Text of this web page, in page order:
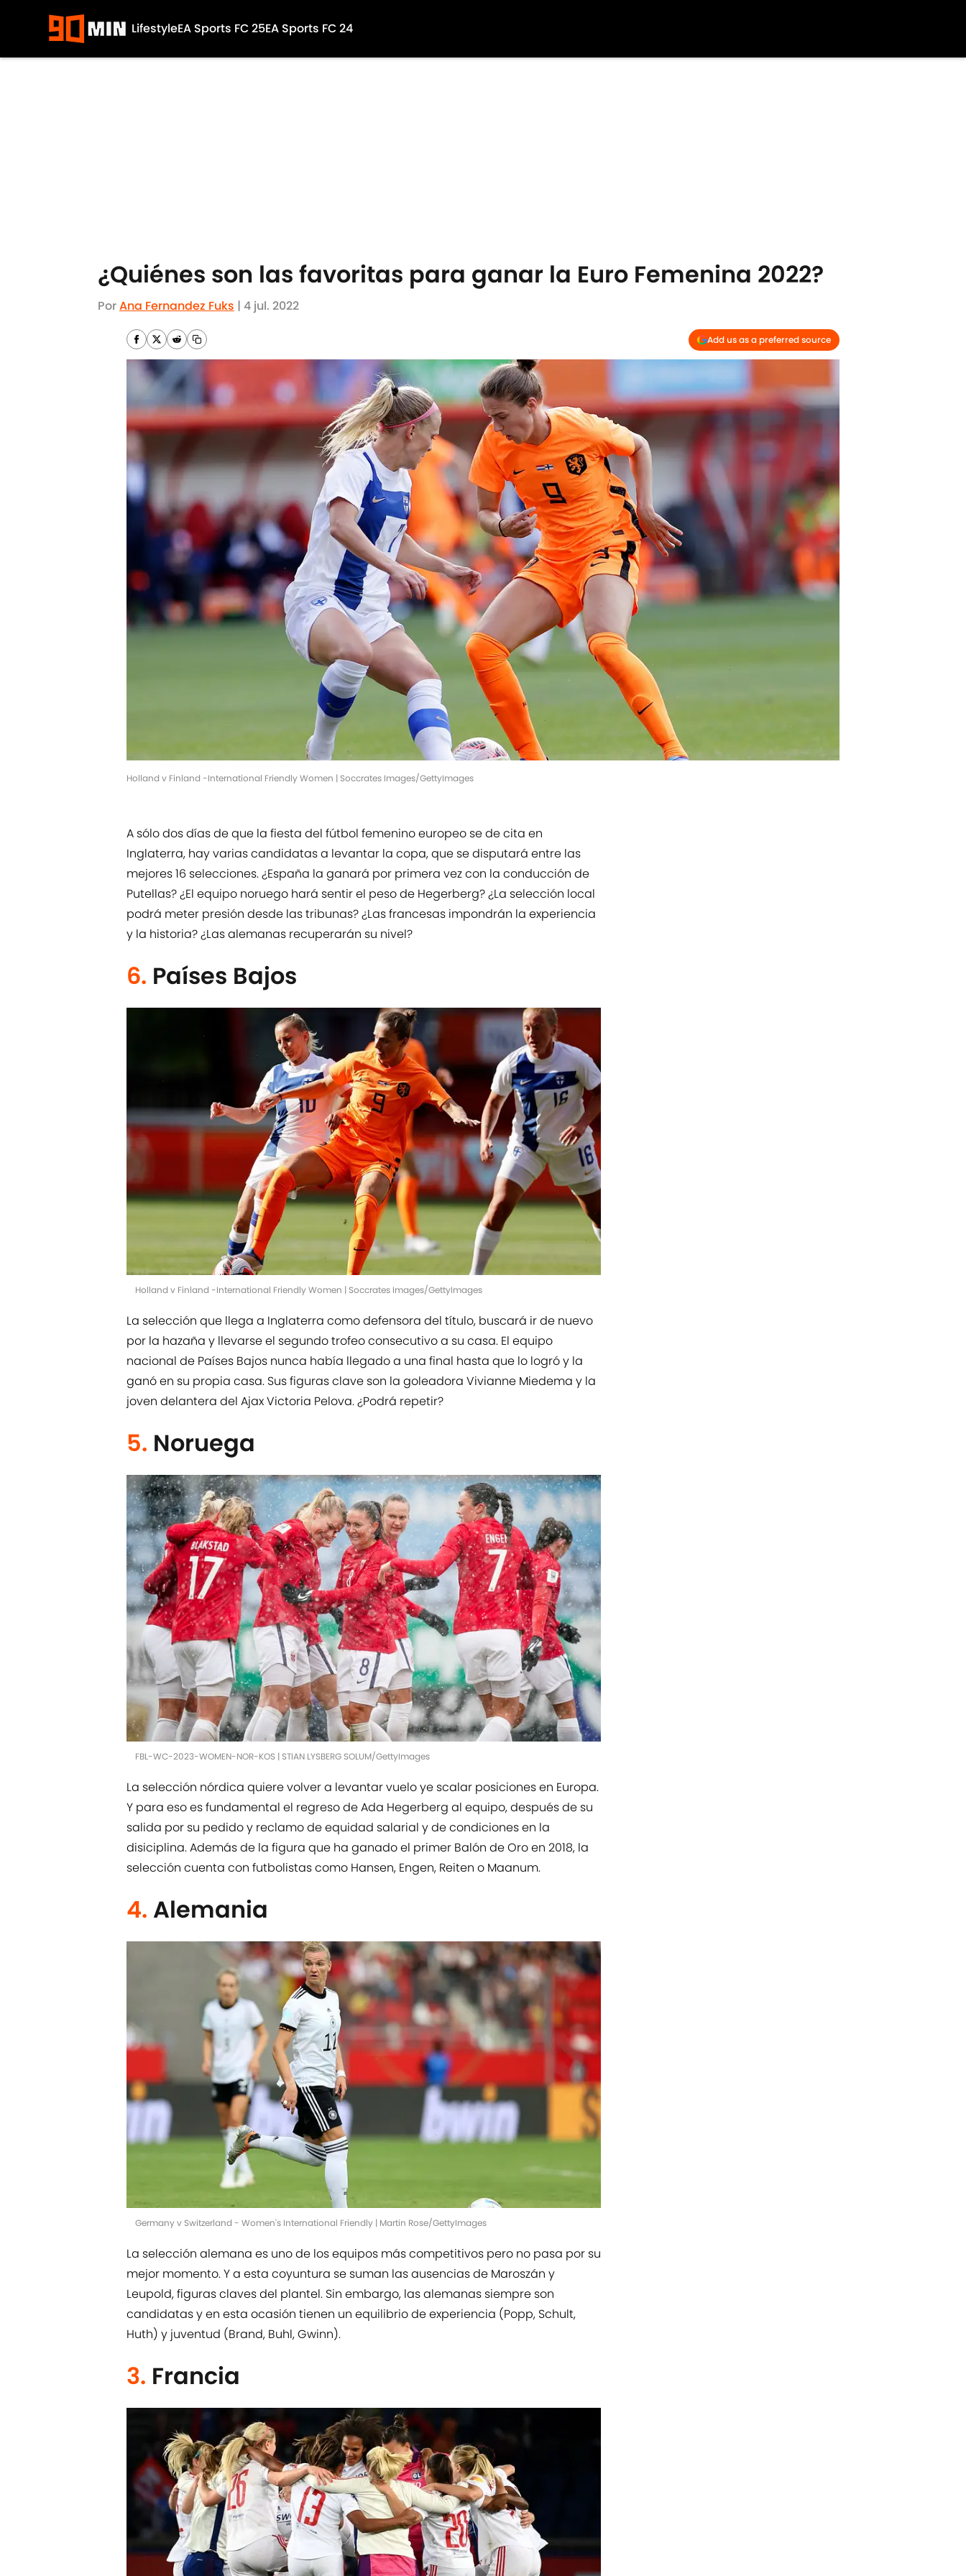
LifestyleEA Sports FC 25EA Sports FC 24
¿Quiénes son las favoritas para ganar la Euro Femenina 2022?
PorAna Fernandez Fuks | 4 jul. 2022
Add us as a preferred source
Holland v Finland -International Friendly Women | Soccrates Images/GettyImages
A sólo dos días de que la fiesta del fútbol femenino europeo se de cita en
Inglaterra, hay varias candidatas a levantar la copa, que se disputará entre las
mejores 16 selecciones. ¿España la ganará por primera vez con la conducción de
Putellas? ¿El equipo noruego hará sentir el peso de Hegerberg? ¿La selección local
podrá meter presión desde las tribunas? ¿Las francesas impondrán la experiencia
y la historia? ¿Las alemanas recuperarán su nivel?
6. Países Bajos
Holland v Finland -International Friendly Women | Soccrates Images/GettyImages
La selección que llega a Inglaterra como defensora del título, buscará ir de nuevo
por la hazaña y llevarse el segundo trofeo consecutivo a su casa. El equipo
nacional de Países Bajos nunca había llegado a una final hasta que lo logró y la
ganó en su propia casa. Sus figuras clave son la goleadora Vivianne Miedema y la
joven delantera del Ajax Victoria Pelova. ¿Podrá repetir?
5. Noruega
FBL-WC-2023-WOMEN-NOR-KOS | STIAN LYSBERG SOLUM/GettyImages
La selección nórdica quiere volver a levantar vuelo ye scalar posiciones en Europa.
Y para eso es fundamental el regreso de Ada Hegerberg al equipo, después de su
salida por su pedido y reclamo de equidad salarial y de condiciones en la
disiciplina. Además de la figura que ha ganado el primer Balón de Oro en 2018, la
selección cuenta con futbolistas como Hansen, Engen, Reiten o Maanum.
4. Alemania
Germany v Switzerland - Women's International Friendly | Martin Rose/GettyImages
La selección alemana es uno de los equipos más competitivos pero no pasa por su
mejor momento. Y a esta coyuntura se suman las ausencias de Maroszán y
Leupold, figuras claves del plantel. Sin embargo, las alemanas siempre son
candidatas y en esta ocasión tienen un equilibrio de experiencia (Popp, Schult,
Huth) y juventud (Brand, Buhl, Gwinn).
3. Francia